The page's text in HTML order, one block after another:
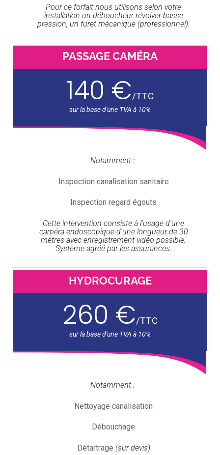
Pour ce forfait nous utilisons selon votre
installation un déboucheur révolver basse
pression, un furet mécanique (professionnel).
PASSAGE CAMÉRA
140 €/TTC
Notamment :
Inspection canalisation sanitaire
Inspection regard égouts
Cette intervention consiste à l'usage d'une
caméra endoscopique d'une longueur de 30
mètres avec enregistrement vidéo possible.
Système agréé par les assurances.
HYDROCURAGE
260 €/TTC
Notamment :
Nettoyage canalisation
Débouchage
Détartrage (sur devis)